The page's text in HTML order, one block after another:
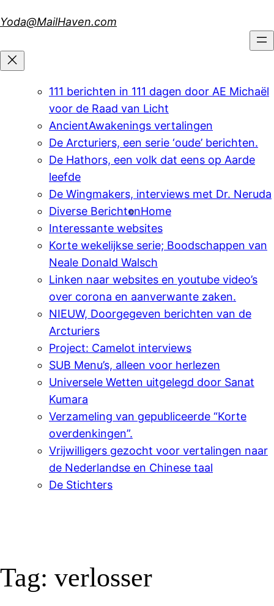
to
Yoda@MailHaven.com
111 berichten in 111 dagen door AE Michaël
voor de Raad van Licht
AncientAwakenings vertalingen
De Arcturiers, een serie ‘oude’ berichten.
De Hathors, een volk dat eens op Aarde
leefde
De Wingmakers, interviews met Dr. Neruda
Diverse BerichtenHome
Interessante websites
Korte wekelijkse serie; Boodschappen van
Neale Donald Walsch
Linken naar websites en youtube video’s
over corona en aanverwante zaken.
NIEUW, Doorgegeven berichten van de
Arcturiers
Project: Camelot interviews
SUB Menu’s, alleen voor herlezen
Universele Wetten uitgelegd door Sanat
Kumara
Verzameling van gepubliceerde “Korte
overdenkingen”.
Vrijwilligers gezocht voor vertalingen naar
de Nederlandse en Chinese taal
De Stichters
Tag: verlosser